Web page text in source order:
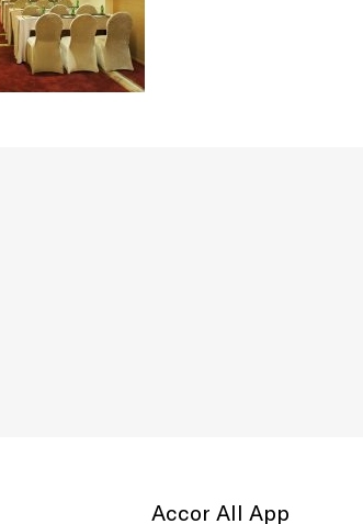
Accor All App